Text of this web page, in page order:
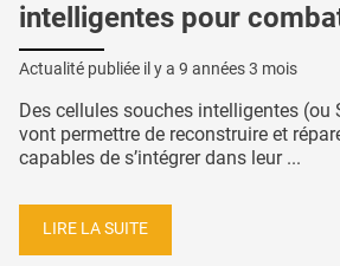
intelligentes pour
Actualité publiée il y a 9 années 3 mois
Des cellules souches intelligentes (ou
vont permettre de reconstruire et
capables de s’intégrer dans leur ...
LIRE LA SUITE